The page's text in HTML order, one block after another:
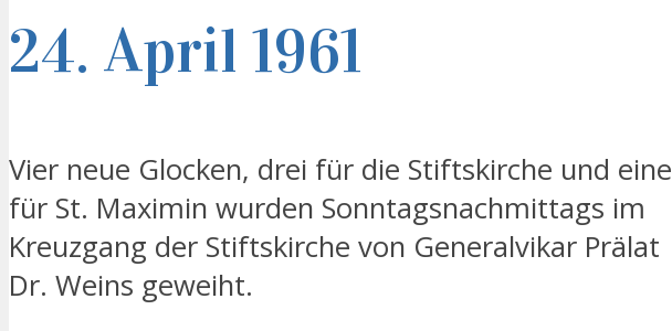
24. April 1961
Vier neue Glocken, drei für die Stiftskirche und eine
für St. Maximin wurden Sonntagsnachmittags im
Kreuzgang der Stiftskirche von Generalvikar Prälat
Dr. Weins geweiht.